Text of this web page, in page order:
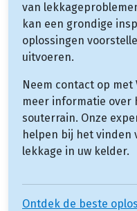
van
kan een grondige
oplossingen
uitvoeren.
Neem contact op
meer informatie over
souterrain. Onze
helpen bij het vinden
lekkage in uw kelder.
Ontdek de beste